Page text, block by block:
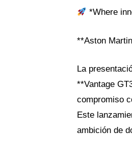
*Where
**Aston
La
**Vantage
compromiso
Este
ambición de